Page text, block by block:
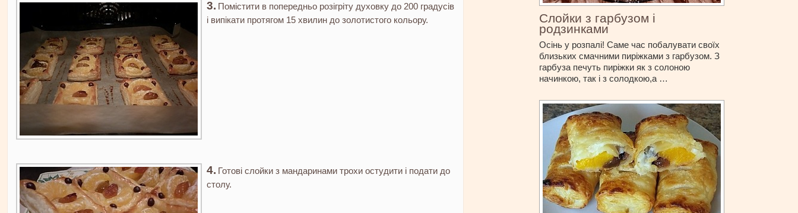
Помістити в попередньо розігріту духовку до 200 градусів
і випікати протягом 15 хвилин до золотистого кольору.
Готові слойки з мандаринами трохи остудити і подати до
столу.
Слойки з гарбузом і
родзинками
Осінь у розпалі! Саме час побалувати своїх
близьких смачними пиріжками з гарбузом. З
гарбуза печуть пиріжки як з солоною
начинкою, так і з солодкою,а …